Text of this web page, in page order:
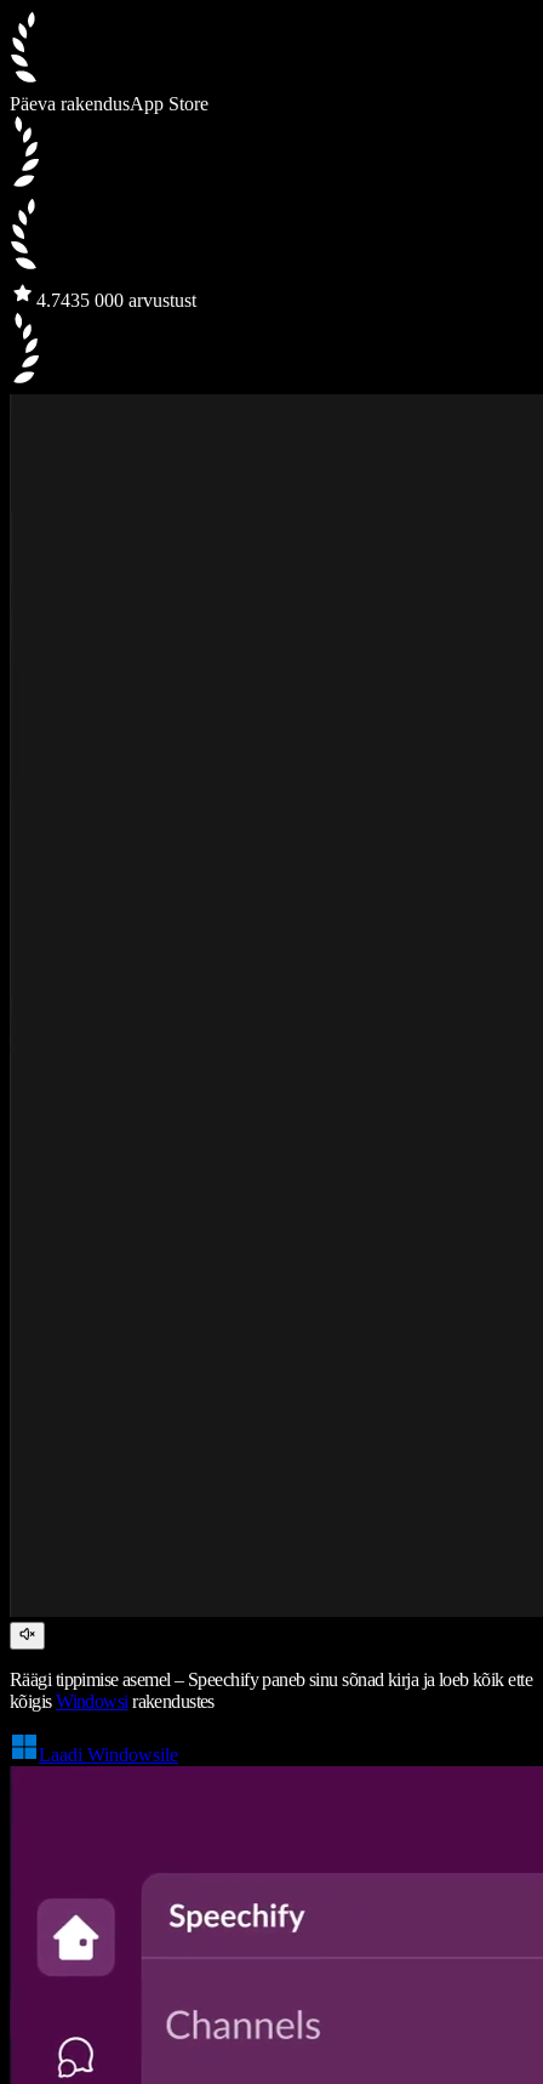
Päeva rakendusApp Store
4.7435 000 arvustust
Räägi tippimise asemel – Speechify paneb sinu sõnad kirja ja loeb kõik ette
kõigisWindowsi rakendustes
Laadi Windowsile